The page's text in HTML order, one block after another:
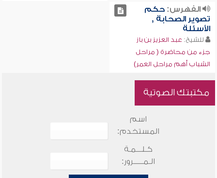
الفهرس:حكم
تصوير الصحابة ,
الأسئلة
للشيخ: عبد العزيز بن باز
جزء من محاضرة ( مراحل
الشباب أهم مراحل العمر)
مكتبتك الصوتية
اسم
المستخدم:
كـلـــمـة
الـمـــــرور: